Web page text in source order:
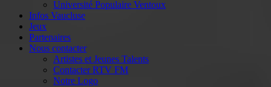
Université Populaire Ventoux
Infos Vaucluse
Jeux
Partenaires
Nous contacter
Artistes et Jeunes Talents
Contacter RTV FM
Notre Logo